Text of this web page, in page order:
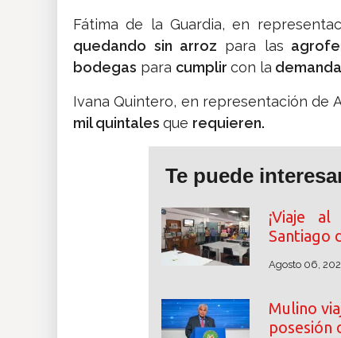
Fátima de la Guardia, en
quedando sin arroz para las
bodegas para cumplir con la
Ivana Quintero, en representación de
mil quintales que requieren.
Te puede
¡Viaje
Santiago
Agosto 06,
Mulino
posesión